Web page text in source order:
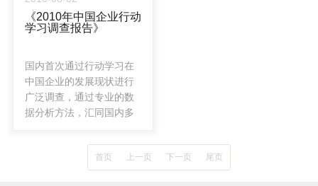
《2010年中国企业行动
学习调查报告》
国内首次通过行动学习在
中国企业的发展现状进行
广泛调查，通过专业的数
据分析方法，汇同国内多
业实践者共同深入分析、
首页 上一页 下一页 尾页